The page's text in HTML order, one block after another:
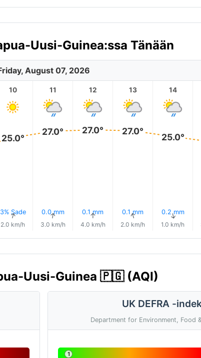
Uusi-Guinea:ssa Tänään
August 07, 2026
10
25.0°
3% Sade
↑
2.0 km/h
11
27.0°
0.0 mm
↑
3.0 km/h
12
27.0°
0.1 mm
↑
4.0 km/h
13
27.0°
0.1 mm
↑
2.0 km/h
14
25.0°
0.2 mm
↑
1.0 km/h
Uusi-Guinea 🇵🇬 (AQI)
UK DEFRA -
Department for Environment, Food
1